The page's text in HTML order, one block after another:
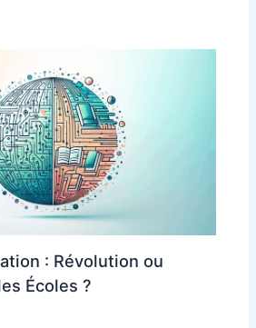
: Révolution ou
Écoles ?